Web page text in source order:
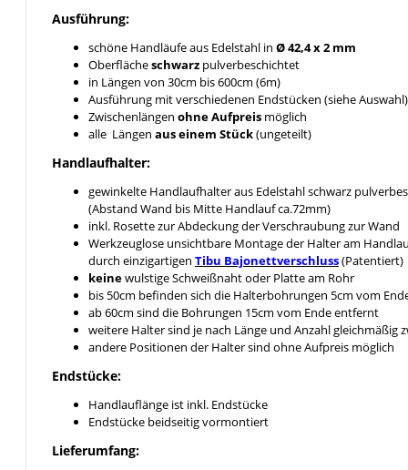
Ausführung:
schöne Handläufe aus Edelstahl in Ø 42,4 x 2 mm
Oberflächeschwarz pulverbeschichtet
in Längen von 30cm bis 600cm (6m)
Ausführung mit verschiedenen Endstücken (siehe Auswahl)
Zwischenlängen ohne Aufpreis möglich
alle Längen aus einem Stück(ungeteilt)
Handlaufhalter:
gewinkelte Handlaufhalter aus Edelstahl schwarz
(Abstand Wand bis Mitte Handlauf ca.72mm)
inkl. Rosette zur Abdeckung der Verschraubung zur Wand
Werkzeuglose unsichtbare Montage der Halter am
durch einzigartigen Tibu Bajonettverschluss(Patentiert)
keinewulstige Schweißnaht oder Platte am Rohr
bis 50cm befinden sich die Halterbohrungen 5cm vom
ab 60cm sind die Bohrungen 15cm vom Ende entfernt
weitere Halter sind je nach Länge und Anzahl gleichmäßig
andere Positionen der Halter sind ohne Aufpreis möglich
Endstücke:
Handlauflänge ist inkl. Endstücke
Endstücke beidseitig vormontiert
Lieferumfang: